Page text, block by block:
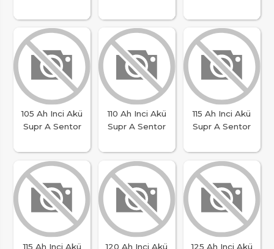
105 Ah Inci Akü
Supr A Sentor
110 Ah Inci Akü
Supr A Sentor
115 Ah Inci Akü
Supr A Sentor
115 Ah Inci Akü
120 Ah Inci Akü
125 Ah Inci Akü